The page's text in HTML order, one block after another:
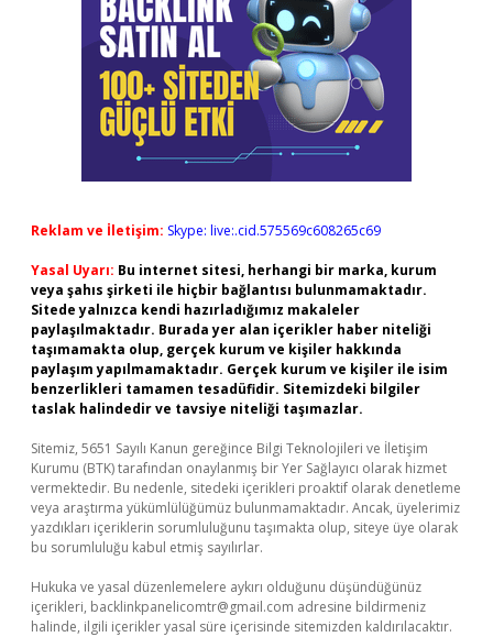
Reklam ve İletişim: Skype: live:.cid.575569c608265c69
Yasal Uyarı: Bu internet sitesi, herhangi bir marka, kurum
veya şahıs şirketi ile hiçbir bağlantısı bulunmamaktadır.
Sitede yalnızca kendi hazırladığımız makaleler
paylaşılmaktadır. Burada yer alan içerikler haber niteliği
taşımamakta olup, gerçek kurum ve kişiler hakkında
paylaşım yapılmamaktadır. Gerçek kurum ve kişiler ile isim
benzerlikleri tamamen tesadüfidir. Sitemizdeki bilgiler
taslak halindedir ve tavsiye niteliği taşımazlar.
Sitemiz, 5651 Sayılı Kanun gereğince Bilgi Teknolojileri ve İletişim
Kurumu (BTK) tarafından onaylanmış bir Yer Sağlayıcı olarak hizmet
vermektedir. Bu nedenle, sitedeki içerikleri proaktif olarak denetleme
veya araştırma yükümlülüğümüz bulunmamaktadır. Ancak, üyelerimiz
yazdıkları içeriklerin sorumluluğunu taşımakta olup, siteye üye olarak
bu sorumluluğu kabul etmiş sayılırlar.
Hukuka ve yasal düzenlemelere aykırı olduğunu düşündüğünüz
içerikleri, backlinkpanelicomtr@gmail.com adresine bildirmeniz
halinde, ilgili içerikler yasal süre içerisinde sitemizden kaldırılacaktır.